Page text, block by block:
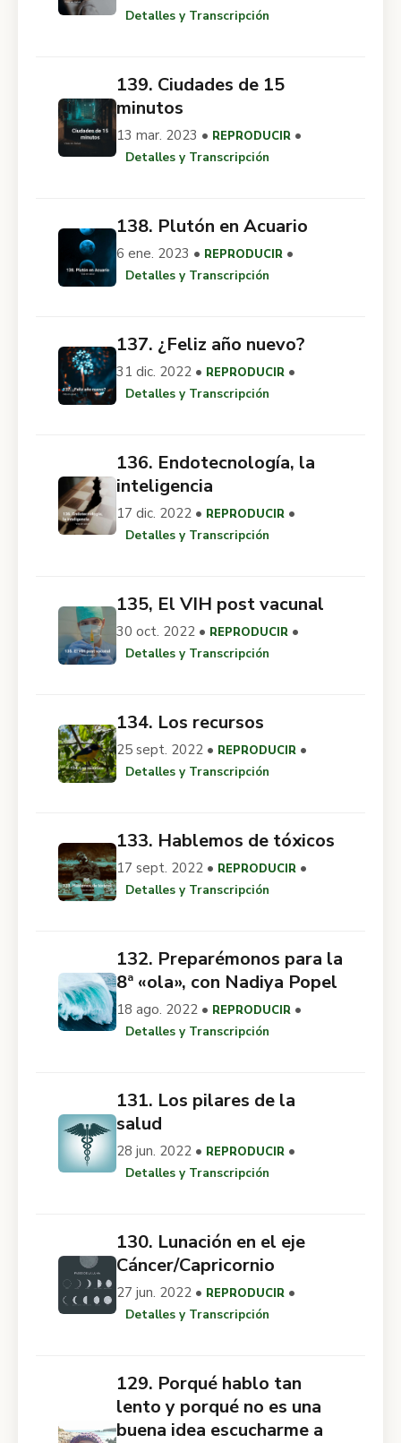
Detalles y Transcripción
139. Ciudades de 15
minutos
13 mar. 2023 • REPRODUCIR •
Detalles y Transcripción
138. Plutón en Acuario
6 ene. 2023 • REPRODUCIR •
Detalles y Transcripción
137. ¿Feliz año nuevo?
31 dic. 2022 • REPRODUCIR •
Detalles y Transcripción
136. Endotecnología, la
inteligencia
17 dic. 2022 • REPRODUCIR •
Detalles y Transcripción
135, El VIH post vacunal
30 oct. 2022 • REPRODUCIR •
Detalles y Transcripción
134. Los recursos
25 sept. 2022 • REPRODUCIR •
Detalles y Transcripción
133. Hablemos de tóxicos
17 sept. 2022 • REPRODUCIR •
Detalles y Transcripción
132. Preparémonos para la
8ª «ola», con Nadiya Popel
18 ago. 2022 • REPRODUCIR •
Detalles y Transcripción
131. Los pilares de la
salud
28 jun. 2022 • REPRODUCIR •
Detalles y Transcripción
130. Lunación en el eje
Cáncer/Capricornio
27 jun. 2022 • REPRODUCIR •
Detalles y Transcripción
129. Porqué hablo tan
lento y porqué no es una
buena idea escucharme a